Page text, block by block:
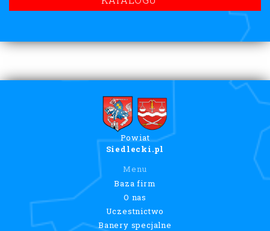
Powiat
Siedlecki.pl
Menu
Baza firm
O nas
Uczestnictwo
Banery specjalne